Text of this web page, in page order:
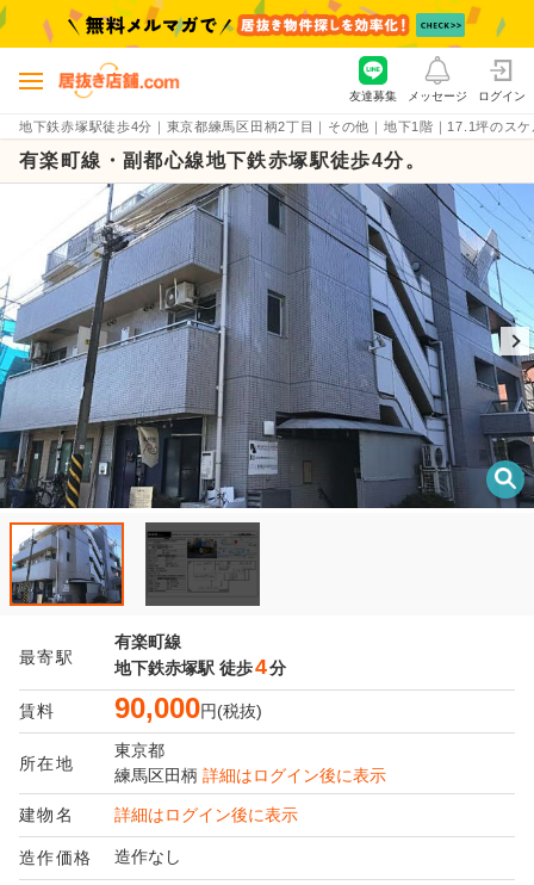
地下鉄赤塚駅徒歩4分｜東京都練馬区田柄2丁目｜その他｜地下1階｜17.1坪のス
友達募集 メッセージ ログイン
有楽町線・副都心線地下鉄赤塚駅徒歩4分。
最寄駅
有楽町線
地下鉄赤塚駅 徒歩4分
賃料 90,000円(税抜)
所在地
東京都
練馬区田柄 詳細はログイン後に表示
建物名 詳細はログイン後に表示
造作価格 造作なし